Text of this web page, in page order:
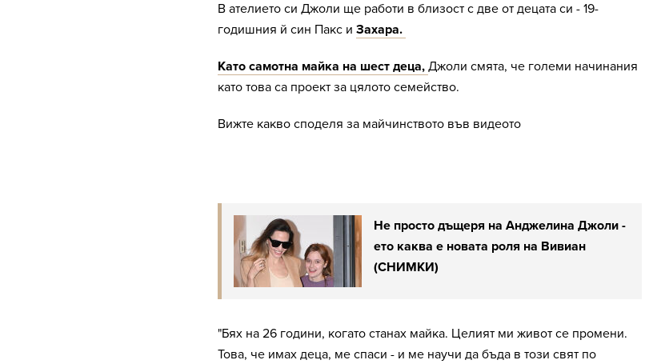
В ателието си Джоли ще работи в близост с две от децата си - 19-
годишния й син Пакс и Захара.
Като самотна майка на шест деца, Джоли смята, че големи начинания
като това са проект за цялото семейство.
Вижте какво споделя за майчинството във видеото
Не просто дъщеря на Анджелина Джоли -
ето каква е новата роля на Вивиан
(СНИМКИ)
"Бях на 26 години, когато станах майка. Целият ми живот се промени.
Това, че имах деца, ме спаси - и ме научи да бъда в този свят по